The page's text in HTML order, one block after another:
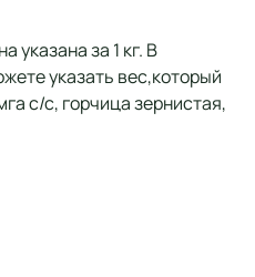
указана за 1 кг. В
указать вес,который
с/с, горчица зернистая,